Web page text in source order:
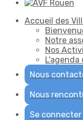
Accueil des
Notre
Nos
L'agenda
Nous
Nous
Se connecter